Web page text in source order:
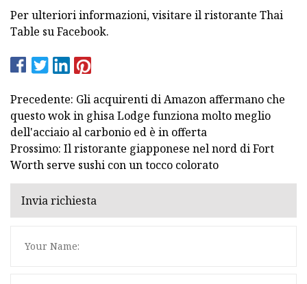
Per ulteriori informazioni, visitare il ristorante Thai
Table su Facebook.
Precedente: Gli acquirenti di Amazon affermano che
questo wok in ghisa Lodge funziona molto meglio
dell'acciaio al carbonio ed è in offerta
Prossimo: Il ristorante giapponese nel nord di Fort
Worth serve sushi con un tocco colorato
Invia richiesta